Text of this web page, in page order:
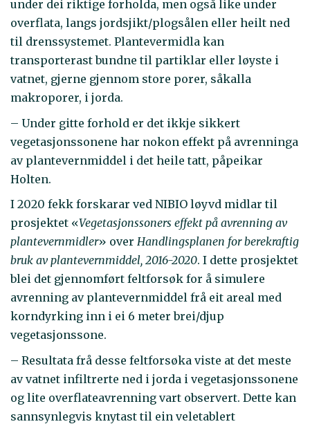
under dei riktige forholda, men også like under
overflata, langs jordsjikt/plogsålen eller heilt ned
til drenssystemet. Plantevermidla kan
transporterast bundne til partiklar eller løyste i
vatnet, gjerne gjennom store porer, såkalla
makroporer, i jorda.
– Under gitte forhold er det ikkje sikkert
vegetasjonssonene har nokon effekt på avrenninga
av plantevernmiddel i det heile tatt, påpeikar
Holten.
I 2020 fekk forskarar ved NIBIO løyvd midlar til
prosjektet «Vegetasjonssoners effekt på avrenning av
plantevernmidler» over Handlingsplanen for berekraftig
bruk av plantevernmiddel, 2016-2020. I dette prosjektet
blei det gjennomført feltforsøk for å simulere
avrenning av plantevernmiddel frå eit areal med
korndyrking inn i ei 6 meter brei/djup
vegetasjonssone.
– Resultata frå desse feltforsøka viste at det meste
av vatnet infiltrerte ned i jorda i vegetasjonssonene
og lite overflateavrenning vart observert. Dette kan
sannsynlegvis knytast til ein veletablert